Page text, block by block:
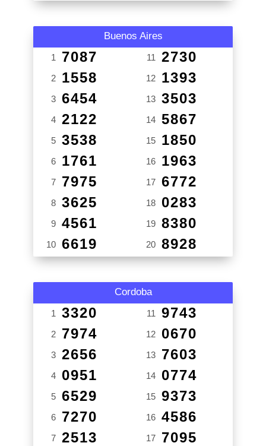
Buenos Aires
1 7087
2 1558
3 6454
4 2122
5 3538
6 1761
7 7975
8 3625
9 4561
10 6619
11 2730
12 1393
13 3503
14 5867
15 1850
16 1963
17 6772
18 0283
19 8380
20 8928
Cordoba
1 3320
2 7974
3 2656
4 0951
5 6529
6 7270
7 2513
11 9743
12 0670
13 7603
14 0774
15 9373
16 4586
17 7095